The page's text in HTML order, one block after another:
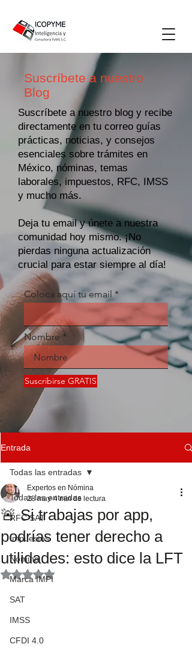
Suscríbete a nuestro
Blog
Suscríbete a nuestro blog y recibe
directamente en tu correo guías
prácticas, noticias, y consejos
esenciales sobre trámites en
México, nóminas, temas
laborales, impuestos, RFC, IMSS
y mucho más.
Deja tu email y únete a nuestra
comunidad hoy mismo. ¡No
pierdas ninguna actualización
crucial para estar siempre al día!
Coloca aquí tu email
Nombre
Suscribirse GRATIS
Entrada
Todas las entradas
RFC SAT
Impuestos
Nómina
Marca IMPI
SAT
IMSS
CFDI 4.0
Todas las entradas
🚨 Si trabajas por app,
podrías tener derecho a
utilidades: esto dice la LFT
Expertos en Nómina
28 may 4 min de lectura
Obtuvo NaN de 5 estrellas.